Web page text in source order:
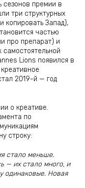
сезонов премии в
три структурных
копировать Запад),
частью
про препарат) и
Lions появился в
2019-й — год
о креативе.
по
строку:
стало меньше.
— их стало много, и
одинаковые. Новая